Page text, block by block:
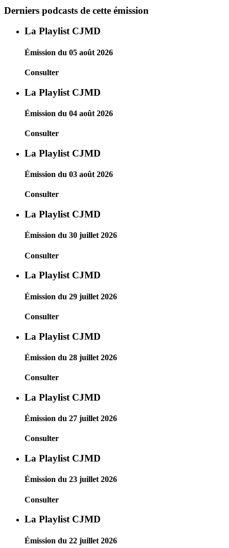
Derniers podcasts de cette émission
La Playlist CJMD
Émission du 05 août 2026
Consulter
La Playlist CJMD
Émission du 04 août 2026
Consulter
La Playlist CJMD
Émission du 03 août 2026
Consulter
La Playlist CJMD
Émission du 30 juillet 2026
Consulter
La Playlist CJMD
Émission du 29 juillet 2026
Consulter
La Playlist CJMD
Émission du 28 juillet 2026
Consulter
La Playlist CJMD
Émission du 27 juillet 2026
Consulter
La Playlist CJMD
Émission du 23 juillet 2026
Consulter
La Playlist CJMD
Émission du 22 juillet 2026